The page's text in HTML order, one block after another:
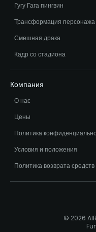
Гугу Гага пингвин
Трансформация персонажа
Смешная драка
Кадр со стадиона
Компания
О нас
Цены
Политика
Условия и положения
Политика возврата средств
© 2026